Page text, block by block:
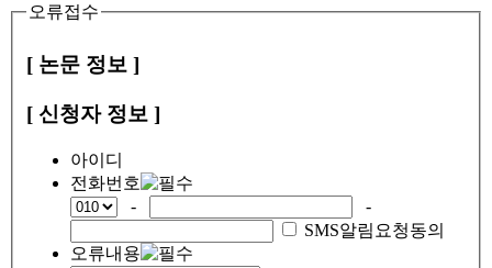
오류접수
[ 논문 정보 ]
[ 신청자 정보 ]
아이디
전화번호
-
-
SMS알림요청동의
오류내용